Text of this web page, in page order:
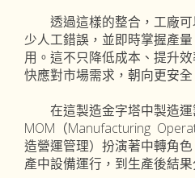
透過這樣的整合，工廠可
少人工錯誤，並即時掌握產
用。這不只降低成本、提升
快應對市場需求，朝向更安
在這製造金字塔中製造運
MOM（Manufacturing
造營運管理）扮演著中轉角
產中設備運行，到生產後結